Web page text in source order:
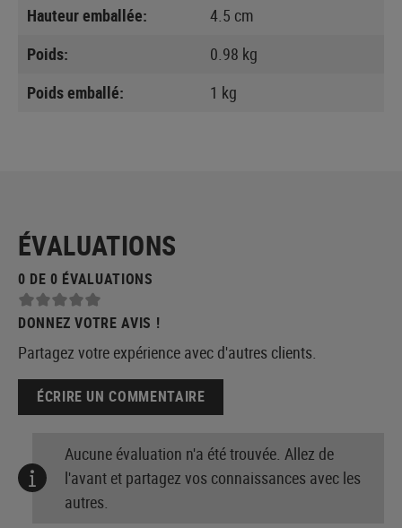
Hauteur emballée:
4.5 cm
Poids:
0.98 kg
Poids emballé:
1 kg
ÉVALUATIONS
0 DE 0 ÉVALUATIONS
DONNEZ VOTRE AVIS !
Partagez votre expérience avec d'autres clients.
ÉCRIRE UN COMMENTAIRE
Aucune évaluation n'a été trouvée. Allez de
l'avant et partagez vos connaissances avec les
autres.